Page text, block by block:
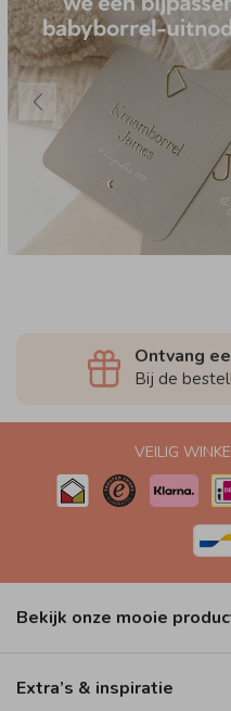
Ontvang
Bij de
VEILIG
Bekijk onze mooie
Extra’s & inspiratie